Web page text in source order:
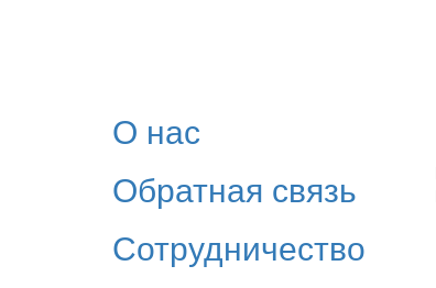
О нас
Обратная связь
Сотрудничество